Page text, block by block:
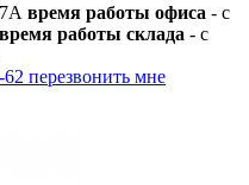
время работы офиса - с
время работы склада - с
62 перезвонить мне